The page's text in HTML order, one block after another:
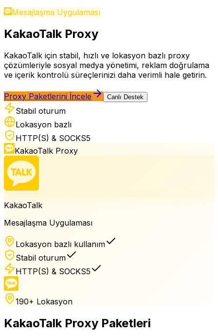
Mesajlaşma Uygulaması
KakaoTalkProxy
KakaoTalk için stabil, hızlı ve lokasyon bazlı proxy
çözümleriyle sosyal medya yönetimi, reklam doğrulama
ve içerik kontrolü süreçlerinizi daha verimli hale getirin.
Proxy Paketlerini İncele Canlı Destek
Stabil oturum
Lokasyon bazlı
HTTP(S) & SOCKS5
KakaoTalk Proxy
KakaoTalk
Mesajlaşma Uygulaması
Lokasyon bazlı kullanım
Stabil oturum
HTTP(S) & SOCKS5
190+ Lokasyon
KakaoTalk Proxy Paketleri